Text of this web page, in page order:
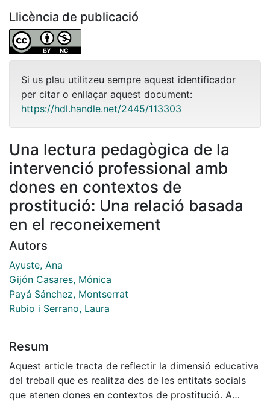
Llicència de publicació
Si us plau utilitzeu sempre aquest identificador
per citar o enllaçar aquest document:
https://hdl.handle.net/2445/113303
Una lectura pedagògica de la
intervenció professional amb
dones en contextos de
prostitució: Una relació basada
en el reconeixement
Autors
Ayuste, Ana
Gijón Casares, Mónica
Payá Sánchez, Montserrat
Rubio i Serrano, Laura
Resum
Aquest article tracta de reflectir la dimensió educativa
del treball que es realitza des de les entitats socials
que atenen dones en contextos de prostitució. A